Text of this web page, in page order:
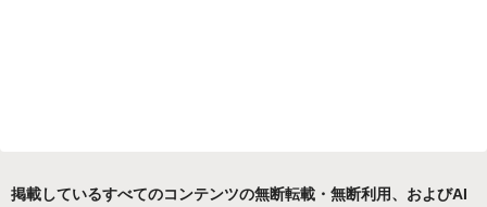
掲載しているすべてのコンテンツの無断転載・無断利用、およびAI